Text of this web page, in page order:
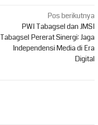
Pos berikutnya
PWI Tabagsel dan JMSI
Tabagsel Pererat Sinergi: Jaga
Independensi Media di Era
Digital